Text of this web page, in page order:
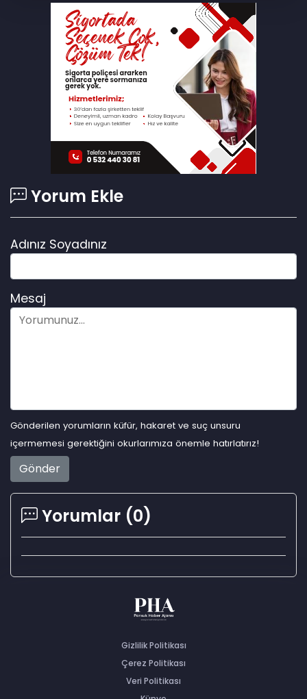
İbrahim Arslan
Prof.Dr. Ayşen Gürcan
utku çakırözer
Yorum Ekle
Adınız Soyadınız
Mesaj
Gönderilen yorumların küfür, hakaret ve suç unsuru
içermemesi gerektiğini okurlarımıza önemle hatırlatırız!
Gönder
Yorumlar (0)
Gizlilik Politikası
Çerez Politikası
Veri Politikası